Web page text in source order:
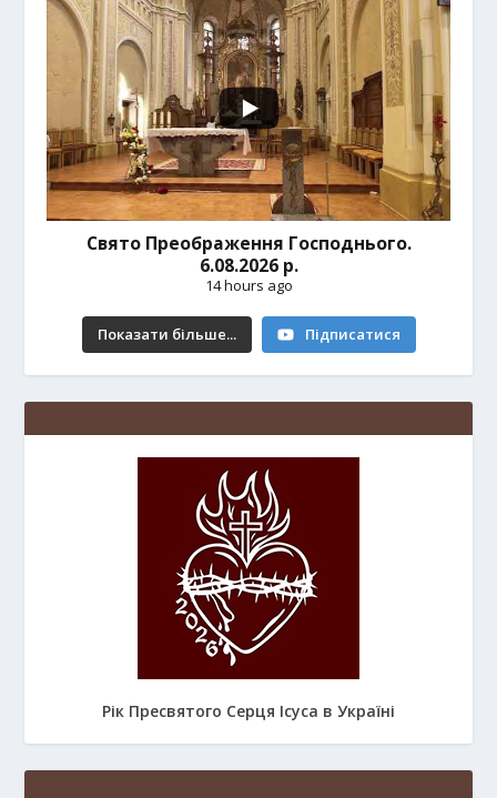
Свято Преображення Господнього.
6.08.2026 р.
14 hours ago
Показати більше... Підписатися
Рік Пресвятого Серця Ісуса в Україні